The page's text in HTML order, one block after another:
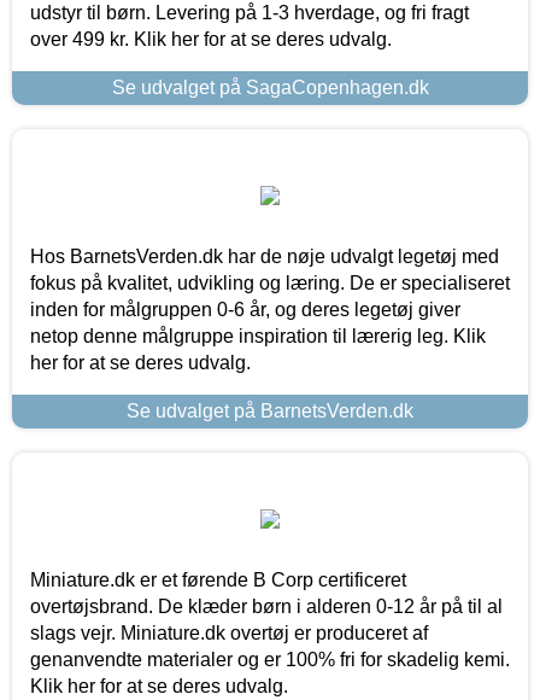
udstyr til børn. Levering på 1-3 hverdage, og fri fragt
over 499 kr. Klik her for at se deres udvalg.
Se udvalget på SagaCopenhagen.dk
Hos BarnetsVerden.dk har de nøje udvalgt legetøj med
fokus på kvalitet, udvikling og læring. De er specialiseret
inden for målgruppen 0-6 år, og deres legetøj giver
netop denne målgruppe inspiration til lærerig leg. Klik
her for at se deres udvalg.
Se udvalget på BarnetsVerden.dk
Miniature.dk er et førende B Corp certificeret
overtøjsbrand. De klæder børn i alderen 0-12 år på til al
slags vejr. Miniature.dk overtøj er produceret af
genanvendte materialer og er 100% fri for skadelig kemi.
Klik her for at se deres udvalg.